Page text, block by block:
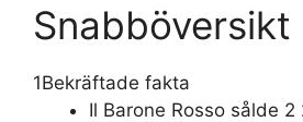
Snabböversikt
1Bekräftade fakta
Il Barone Rosso sålde